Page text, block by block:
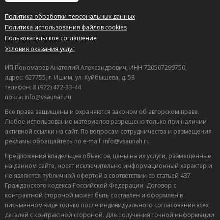
Политика обработки персональных данных
Политика использования файлов cookies
Пользовательское соглашение
Условия оказания услуг
ИП Пономарев Анатолий Александрович, ИНН 720507299750,
адрес: 627755, г. Ишим, ул. Куйбышева, д. 58
телефон: 8 (922) 472-33-44
почта: info@vsaunah.ru
Все права защищены и охраняются законом об авторском праве.
Любое использование материалов разрешено только при наличии
активной ссылки на сайт. По вопросам сотрудничества и размещения
рекламы обращайтесь по e-mail: info@vsaunah.ru
Предложения владельцев объектов, цены на их услуги, размещенные
на данном сайте, носят исключительно информационный характер и
не являются публичной офертой в соответствии со статьей 437
Гражданского кодекса Российской Федерации. Договор с
контрактной стороной может быть составлен и оформлен в
письменном виде только после индивидуального согласования всех
деталей с контрактной стороной. Для получения точной информации
Лучшие
спецпредложения